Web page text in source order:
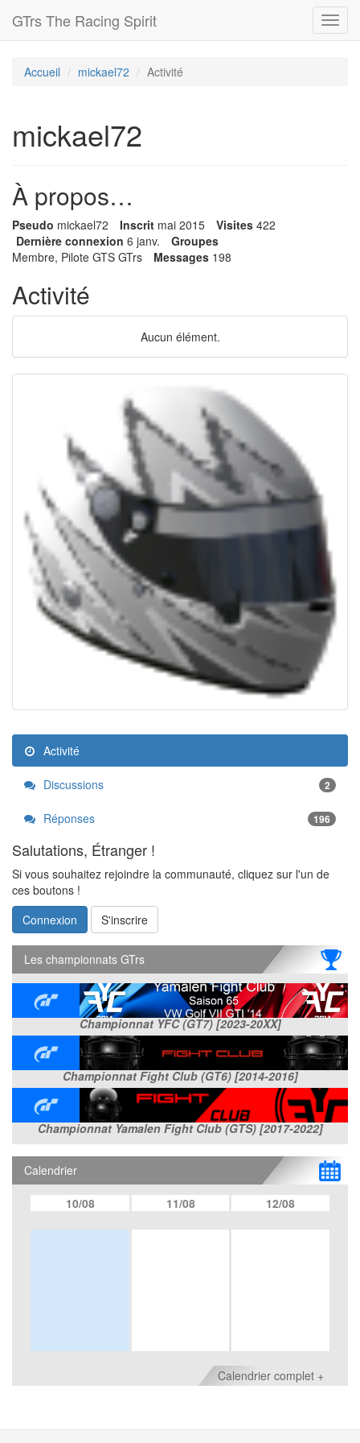
GTrs The Racing Spirit
Accueil mickael72 Activité
mickael72
À propos…
Pseudo mickael72 Inscrit mai 2015 Visites 422
Dernière connexion 6 janv.
Groupes
Membre, Pilote GTS GTrs
Messages 198
Activité
Aucun élément.
Activité
Discussions 2
Réponses 196
Salutations, Étranger !
Si vous souhaitez rejoindre la communauté, cliquez sur l'un de
ces boutons !
Connexion
S'inscrire
Les championnats GTrs
Championnat YFC (GT7) [2023-20XX]
Championnat Fight Club (GT6) [2014-2016]
Championnat Yamalen Fight Club (GTS) [2017-2022]
Calendrier
10/08 11/08 12/08
Calendrier complet +